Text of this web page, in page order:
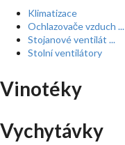
Klimatizace
Ochlazovače vzduch ...
Stojanové ventilát ...
Stolní ventilátory
Vinotéky
Vychytávky